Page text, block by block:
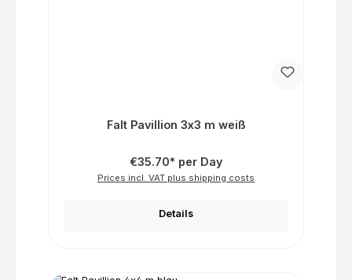
Falt Pavillion 3x3 m weiß
€35.70* per Day
Prices incl. VAT plus shipping costs
Details